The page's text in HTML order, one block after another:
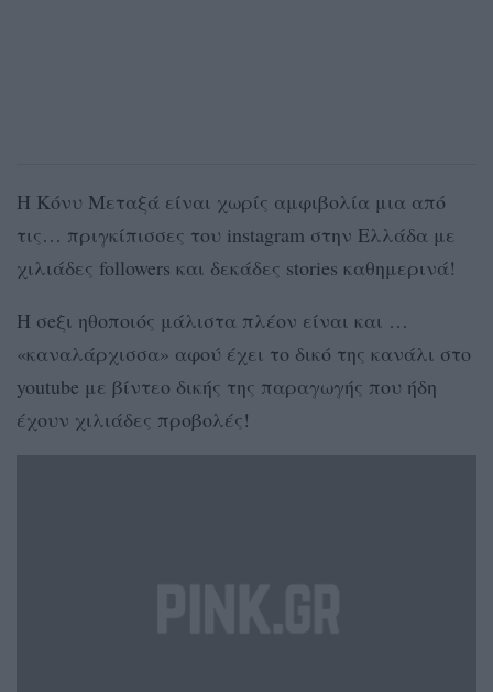
Η Κόνυ Μεταξά είναι χωρίς αμφιβολία μια από
τις… πριγκίπισσες του instagram στην Ελλάδα με
χιλιάδες followers και δεκάδες stories καθημερινά!
Η σeξι ηθοποιός μάλιστα πλέον είναι και …
«καναλάρχισσα» αφού έχει το δικό της κανάλι στο
youtube με βίντεο δικής της παραγωγής που ήδη
έχουν χιλιάδες προβολές!